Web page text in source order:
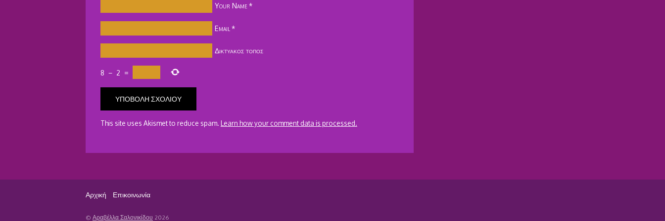
Your Name*
Email *
Δικτυακός τόπος
8 − 2 =
This site uses Akismet to reduce spam. Learn how your comment data is processed.
Αρχική Επικοινωνία
© Αραβέλλα Σαλονικίδου 2026